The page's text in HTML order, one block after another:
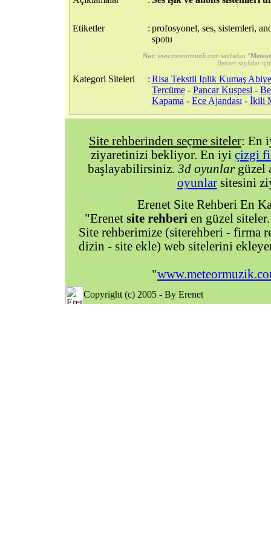
Etiketler : profosyonel, ses, sistemleri,
spotu
Not: www.meteormuzik.com sayfadan “
Benzer sayfalar
Kategori Siteleri : Risa Tekstil Iplik Kumaş Abiye
Tercüme- Pancar Kuspesi -
Kapama - Ece Ajandası - İkili
Site rehberinden seçme siteler: En
ziyaretinizi bekliyor. En iyi çizgi
başlayabilirsiniz. 3d oyunlargüzel
oyunlarsitesini
Erenet Site Rehberi En
"Erenet site rehberi en güzel
Site rehberimize (siterehberi - firma
dizin - site ekle) web sitelerini
"
Copyright (c) 2005 - By Erenet